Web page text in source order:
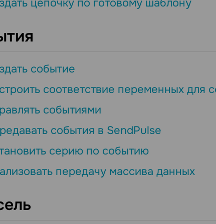
цепочку по готовому шаблону
событие
соответствие переменных для
событиями
события в SendPulse
серию по событию
передачу массива данных